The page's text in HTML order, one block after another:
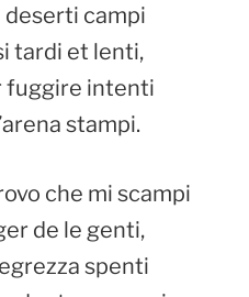
deserti campi
tardi et lenti,
fuggire intenti
stampi.
che mi scampi
de le genti,
spenti